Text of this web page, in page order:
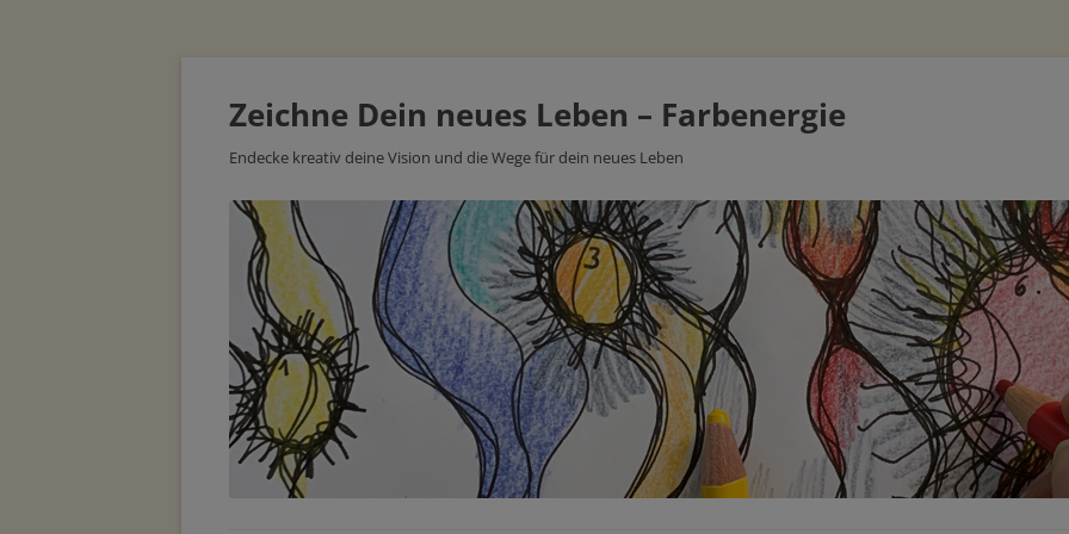
Zeichne Dein neues Leben – Farbenergie
Endecke kreativ deine Vision und die Wege für dein neues Leben